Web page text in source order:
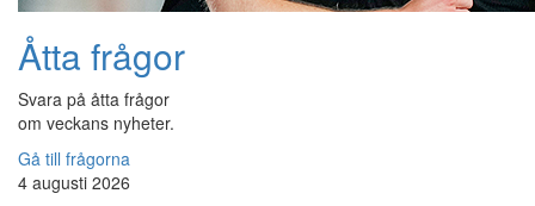
Åtta frågor
Svara på åtta frågor
om veckans nyheter.
Gå till frågorna
4 augusti 2026